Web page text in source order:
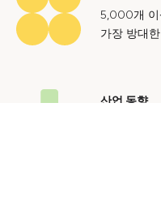
5,000개 이
가장 방대
산업 동향